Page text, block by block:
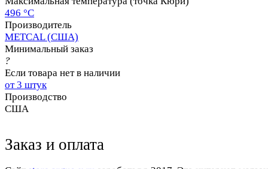
496 °C
Производитель
METCAL (США)
Минимальный заказ
?
Если товара нет в наличии
от 3 штук
Производство
США
Заказ и оплата